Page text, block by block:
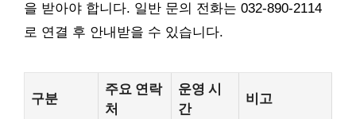
을 받아야 합니다. 일반 문의 전화는 032-890-2114
로 연결 후 안내받을 수 있습니다.
구분
주요 연락
처
운영 시
간
비고